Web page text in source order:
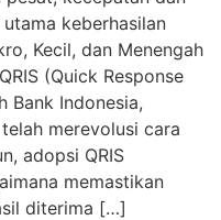
keberhasilan
Kecil, dan Menengah
(Quick Response
Bank Indonesia,
merevolusi cara
adopsi QRIS
memastikan
diterima […]